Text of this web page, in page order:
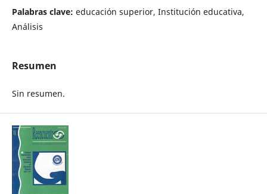
Palabras clave: educación superior, Institución educativa,
Análisis
Resumen
Sin resumen.